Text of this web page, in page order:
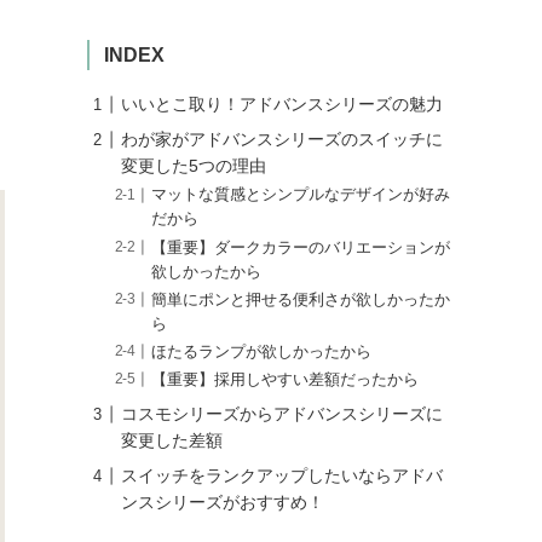
INDEX
いいとこ取り！アドバンスシリーズの魅力
わが家がアドバンスシリーズのスイッチに
変更した5つの理由
マットな質感とシンプルなデザインが好み
だから
【重要】ダークカラーのバリエーションが
欲しかったから
簡単にポンと押せる便利さが欲しかったか
ら
ほたるランプが欲しかったから
【重要】採用しやすい差額だったから
コスモシリーズからアドバンスシリーズに
変更した差額
スイッチをランクアップしたいならアドバ
ンスシリーズがおすすめ！